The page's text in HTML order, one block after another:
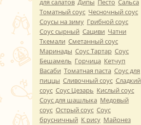
для салатов Дипы Песто Сальса
Томатный соус Чесночный соус
Соусы на зиму Грибной соус
Соус сырный Сациви Чатни
Ткемали Сметанный соус
Маринады Соус Тартар Соус
Бешамель Горчица Кетчуп
Васаби Томатная паста Соус для
пиццы Сливочный соус Сладкий
соус Соус Цезарь Кислый соус
Соус для шашлыка Медовый
соус Острый соус Соус
брусничный К рису Майонез